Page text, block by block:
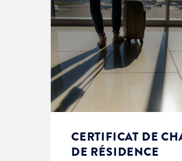
CERTIFICAT DE
DE RÉSIDENCE